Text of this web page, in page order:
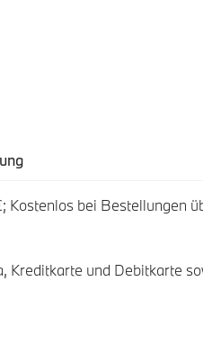
Kostenlos bei Bestellungen
Kreditkarte und Debitkarte